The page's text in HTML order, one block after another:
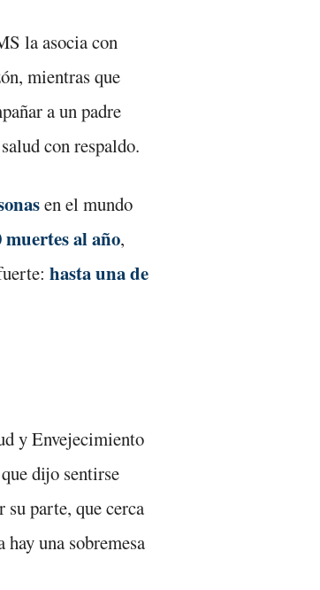
la asocia con
mientras que
a un padre
con respaldo.
en el mundo
muertes al año,
hasta una de
y Envejecimiento
dijo sentirse
parte, que cerca
una sobremesa